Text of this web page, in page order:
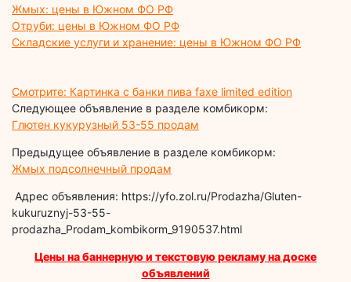
Жмых: цены в Южном ФО РФ
Отруби: цены в Южном ФО РФ
Складские услуги и хранение: цены в Южном ФО РФ
Смотрите: Картинка с банки пива faxe limited edition
Следующее объявление в разделе комбикорм:
Глютен кукурузный 53-55 продам
Предыдущее объявление в разделе комбикорм:
Жмых подсолнечный продам
Адрес объявления: https://yfo.zol.ru/Prodazha/Gluten-
kukuruznyj-53-55-
prodazha_Prodam_kombikorm_9190537.html
Цены на баннерную и текстовую рекламу на доске
объявлений